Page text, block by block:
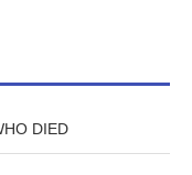
DIED